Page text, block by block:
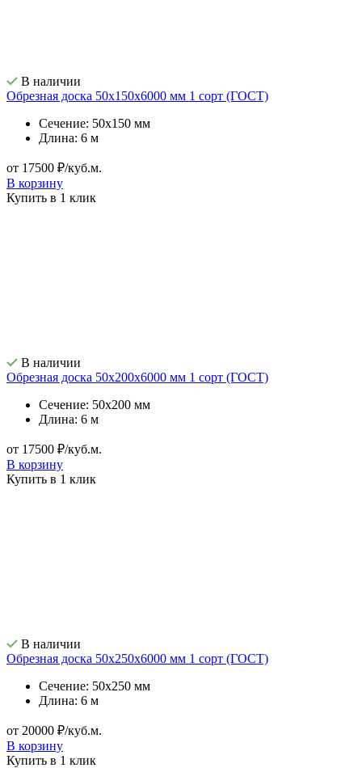
В наличии
Обрезная доска 50х150х6000 мм 1 сорт (ГОСТ)
Сечение: 50х150 мм
Длина: 6 м
от 17500 ₽/куб.м.
В корзину
Купить в 1 клик
В наличии
Обрезная доска 50х200х6000 мм 1 сорт (ГОСТ)
Сечение: 50х200 мм
Длина: 6 м
от 17500 ₽/куб.м.
В корзину
Купить в 1 клик
В наличии
Обрезная доска 50х250х6000 мм 1 сорт (ГОСТ)
Сечение: 50х250 мм
Длина: 6 м
от 20000 ₽/куб.м.
В корзину
Купить в 1 клик